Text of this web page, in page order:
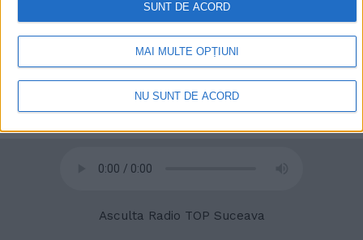
retrageți consimțământul în orice moment, revenind la acest site
și făcând clic pe butonul "Confidențialitate" din partea de jos a
paginii web.
MAI MULTE OPȚIUNI
NU SUNT DE ACORD
SUNT DE ACORD
Asculta Radio TOP Suceava